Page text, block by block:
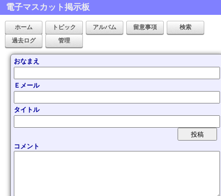
電子マスカット掲示板
ホーム トピック アルバム 留意事項
検索
過去ログ
管理
おなまえ
Ｅメール
タイトル
コメント